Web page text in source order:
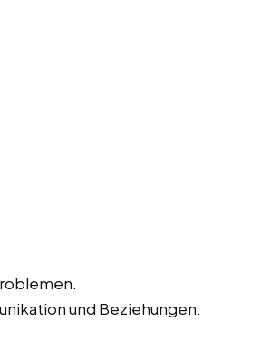
und Beziehungen.